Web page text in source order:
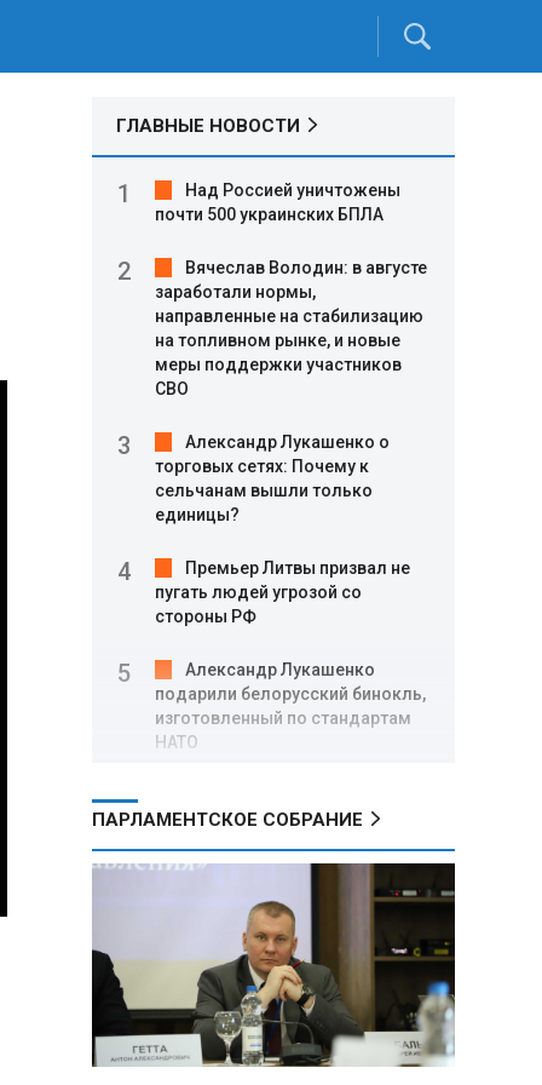
ГЛАВНЫЕ НОВОСТИ
Над Россией уничтожены
почти 500 украинских БПЛА
Вячеслав Володин: в августе
заработали нормы,
направленные на стабилизацию
на топливном рынке, и новые
меры поддержки участников
СВО
Александр Лукашенко о
торговых сетях: Почему к
сельчанам вышли только
единицы?
Премьер Литвы призвал не
пугать людей угрозой со
стороны РФ
Александр Лукашенко
подарили белорусский бинокль,
изготовленный по стандартам
НАТО
новых атаках ВСУ пострадали
Александр Лукашенко о
работе Белкоопсоюза: «Если это
так, это жуть»
Минск возглавил рейтинг
самых популярных зарубежных
городов у российских туристов
ПАРЛАМЕНТСКОЕ СОБРАНИЕ